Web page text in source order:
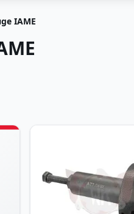
IAME